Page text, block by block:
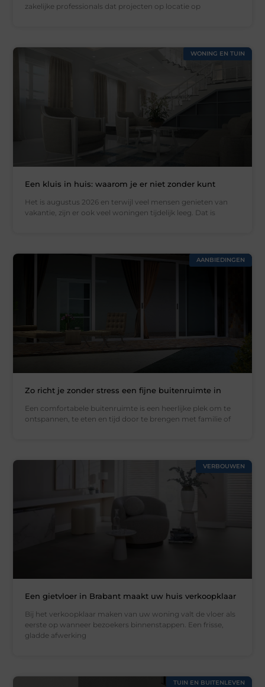
zakelijke professionals dat projecten op locatie op
WONING EN TUIN
Een kluis in huis: waarom je er niet zonder kunt
Het is augustus 2026 en terwijl veel mensen genieten van
vakantie, zijn er ook veel woningen tijdelijk leeg. Dat is
AANBIEDINGEN
Zo richt je zonder stress een fijne buitenruimte in
Een comfortabele buitenruimte is een heerlijke plek om te
ontspannen, te eten en tijd door te brengen met familie of
VERBOUWEN
Een gietvloer in Brabant maakt uw huis verkoopklaar
Bij het verkoopklaar maken van uw woning valt de vloer als
eerste op wanneer bezoekers binnenstappen. Een frisse,
gladde afwerking
TUIN EN BUITENLEVEN